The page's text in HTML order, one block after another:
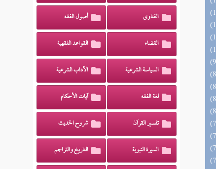
الفتاوى أصول الفقه
القضاء القواعد الفقهية
السياسة الشرعية الآداب الشرعية
لغة الفقه آيات الأحكام
تفسير القرآن شروح الحديث
السيرة النبوية التاريخ والتراجم